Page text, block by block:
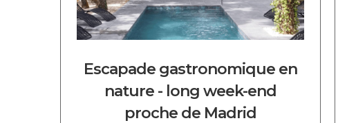
Escapade gastronomique en
nature - long week-end
proche de Madrid